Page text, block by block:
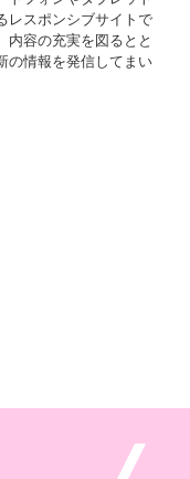
レスポンシブサイトで
内容の充実を図るとと
の情報を発信してまい